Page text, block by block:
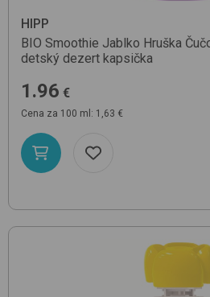
HIPP
BIO Smoothie Jablko Hruška
detský dezert kapsička
1.96 €
Cena za 100 ml: 1,63 €